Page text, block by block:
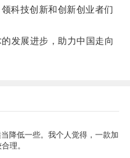
科技创新和创新创业者们
发展进步，助力中国走向
降低一些。我个人觉得，一款加
理。